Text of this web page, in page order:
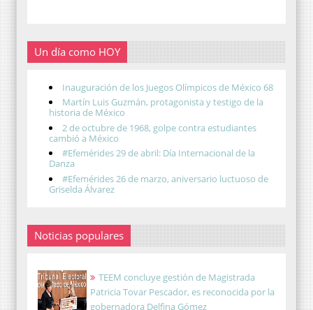
Un día como HOY
Inauguración de los Juegos Olímpicos de México 68
Martín Luis Guzmán, protagonista y testigo de la
historia de México
2 de octubre de 1968, golpe contra estudiantes
cambió a México
#Efemérides 29 de abril: Día Internacional de la
Danza
#Efemérides 26 de marzo, aniversario luctuoso de
Griselda Álvarez
Noticias populares
TEEM concluye gestión de Magistrada
Patricia Tovar Pescador, es reconocida por la
gobernadora Delfina Gómez